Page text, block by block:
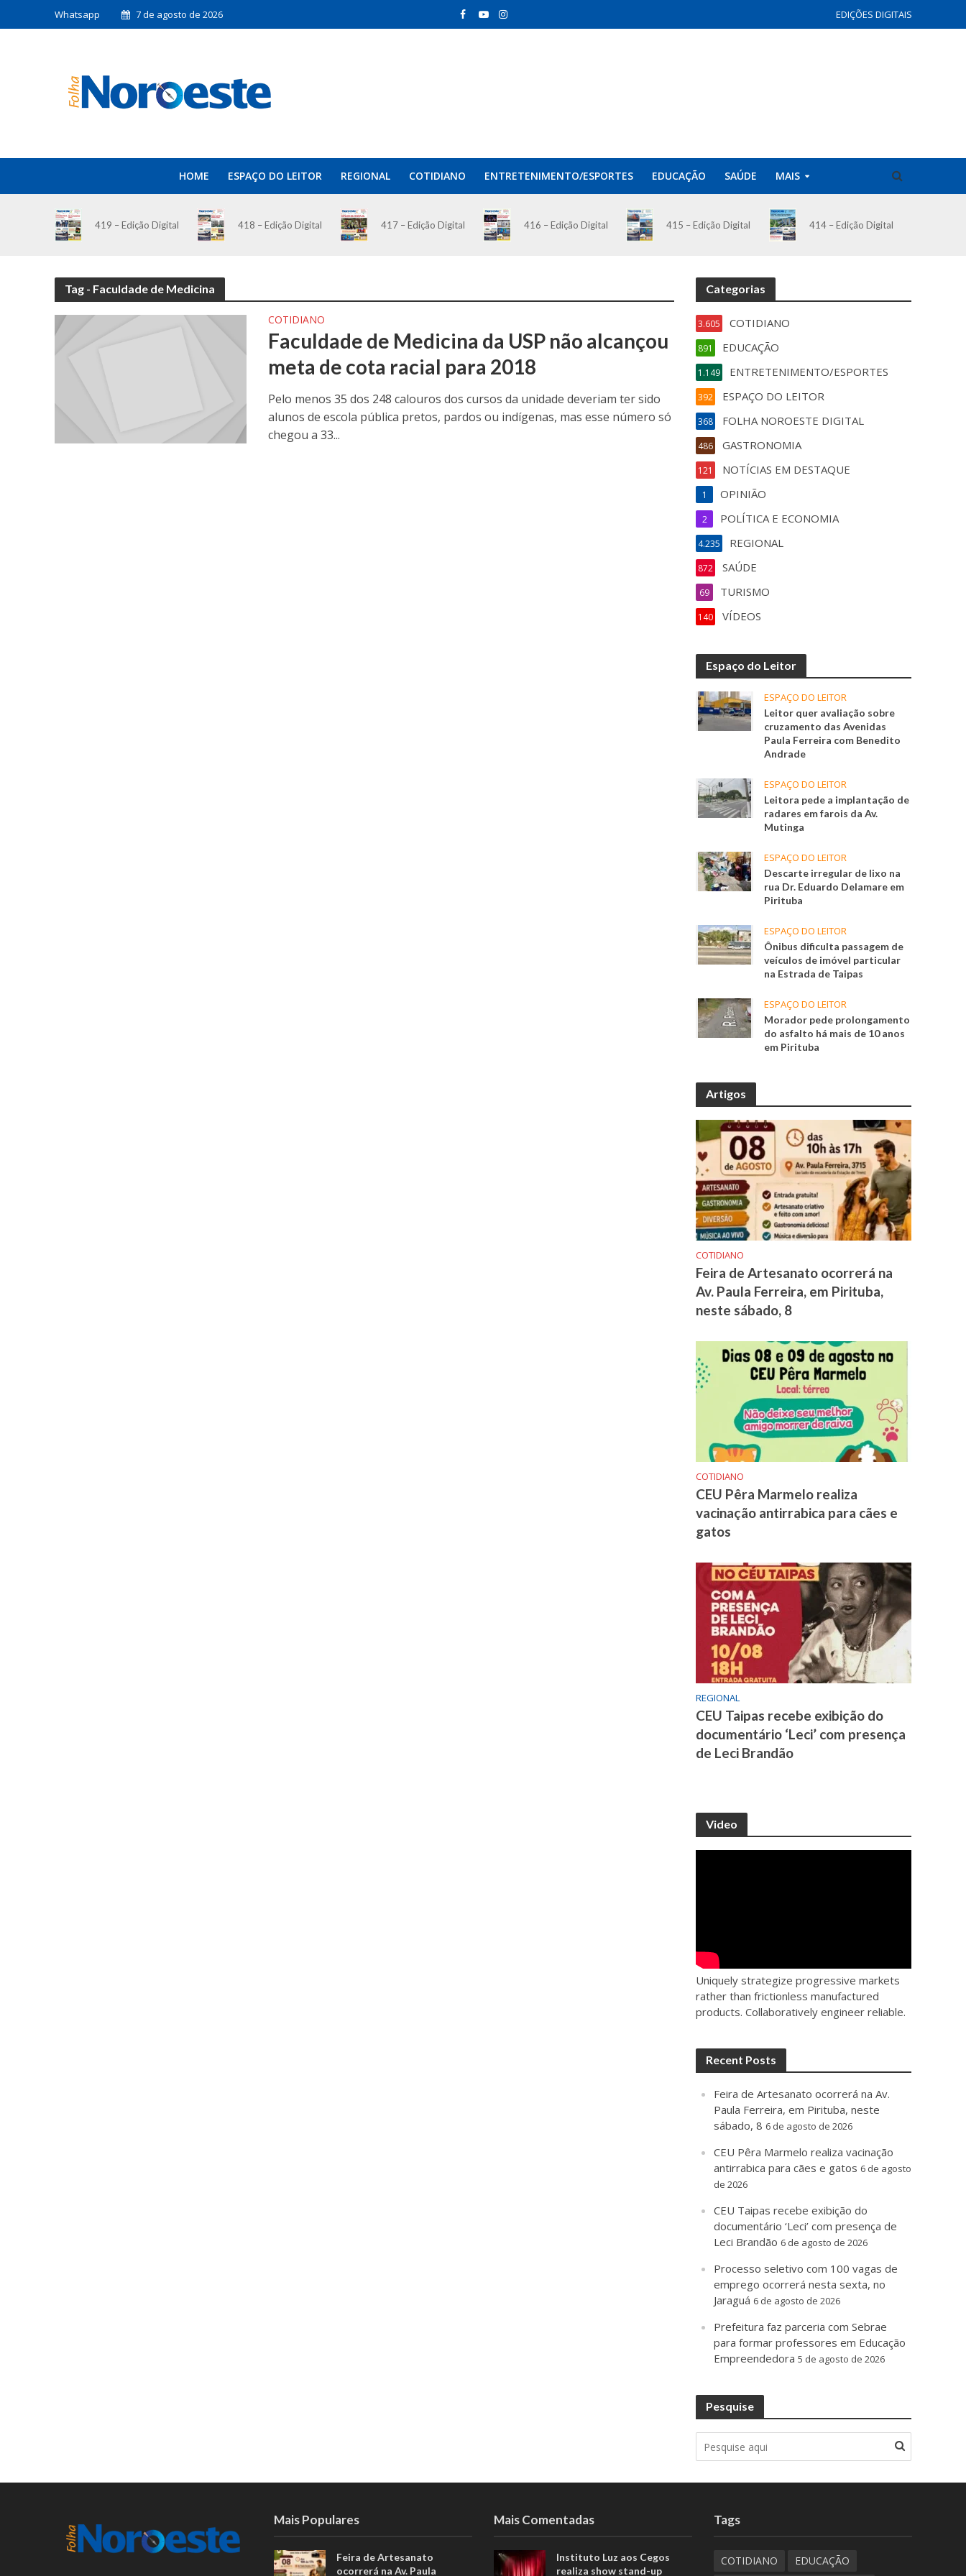
Whatsapp 7 de agosto de 2026 EDIÇÕES DIGITAIS
HOME ESPAÇO DO LEITOR REGIONAL COTIDIANO ENTRETENIMENTO/ESPORTES EDUCAÇÃO SAÚDE MAIS
419 – Edição Digital 418 – Edição Digital 417 – Edição Digital 416 – Edição Digital 415 – Edição Digital 414 – Edição Digital
Tag - Faculdade de Medicina
COTIDIANO
Faculdade de Medicina da USP não alcançou
meta de cota racial para 2018
Pelo menos 35 dos 248 calouros dos cursos da unidade deveriam ter sido
alunos de escola pública pretos, pardos ou indígenas, mas esse número só
chegou a 33...
Categorias
COTIDIANO
3.605
EDUCAÇÃO
891
ENTRETENIMENTO/ESPORTES
1.149
ESPAÇO DO LEITOR
392
FOLHA NOROESTE DIGITAL
368
GASTRONOMIA
486
NOTÍCIAS EM DESTAQUE
121
OPINIÃO
1
POLÍTICA E ECONOMIA
2
REGIONAL
4.235
SAÚDE
872
TURISMO
69
VÍDEOS
140
Espaço do Leitor
ESPAÇO DO LEITOR
Leitor quer avaliação sobre
cruzamento das Avenidas
Paula Ferreira com Benedito
Andrade
ESPAÇO DO LEITOR
Leitora pede a implantação de
radares em farois da Av.
Mutinga
ESPAÇO DO LEITOR
Descarte irregular de lixo na
rua Dr. Eduardo Delamare em
Pirituba
ESPAÇO DO LEITOR
Ônibus dificulta passagem de
veículos de imóvel particular
na Estrada de Taipas
ESPAÇO DO LEITOR
Morador pede prolongamento
do asfalto há mais de 10 anos
em Pirituba
Artigos
COTIDIANO
Feira de Artesanato ocorrerá na
Av. Paula Ferreira, em Pirituba,
neste sábado, 8
COTIDIANO
CEU Pêra Marmelo realiza
vacinação antirrabica para cães e
gatos
REGIONAL
CEU Taipas recebe exibição do
documentário ‘Leci’ com presença
de Leci Brandão
Video
Uniquely strategize progressive markets
rather than frictionless manufactured
products. Collaboratively engineer reliable.
Recent Posts
Feira de Artesanato ocorrerá na Av.
Paula Ferreira, em Pirituba, neste
sábado, 8 6 de agosto de 2026
CEU Pêra Marmelo realiza vacinação
antirrabica para cães e gatos 6 de agosto
de 2026
CEU Taipas recebe exibição do
documentário ‘Leci’ com presença de
Leci Brandão 6 de agosto de 2026
Processo seletivo com 100 vagas de
emprego ocorrerá nesta sexta, no
Jaraguá 6 de agosto de 2026
Prefeitura faz parceria com Sebrae
para formar professores em Educação
Empreendedora 5 de agosto de 2026
Pesquise
Mais Populares
Feira de Artesanato
ocorrerá na Av. Paula
Mais Comentadas
Instituto Luz aos Cegos
realiza show stand-up
Tags
COTIDIANO EDUCAÇÃO